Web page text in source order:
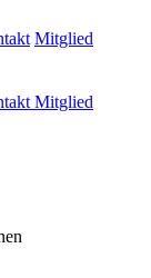
Mitglied
Mitglied